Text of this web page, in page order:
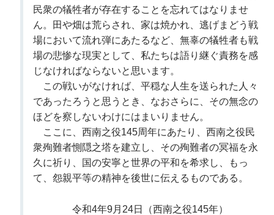
民衆の犠牲者が存在することを忘れてはなりませ
ん。田や畑は荒らされ、家は焼かれ、逃げまどう戦
場において流れ弾にあたるなど、無辜の犠牲者も戦
場の悲惨な現実として、私たちは語り継ぐ責務を感
じなければならないと思います。
この戦いがなければ、平穏な人生を送られた人々
であったろうと思うとき、なおさらに、その無念の
ほどを察しないわけにはまいりません。
ここに、西南之役145周年にあたり、西南之役民
衆殉難者惻隠之塔を建立し、その殉難者の冥福を永
久に祈り、国の安寧と世界の平和を希求し、もっ
て、怨親平等の精神を後世に伝えるものである。
令和4年9月24日（西南之役145年）